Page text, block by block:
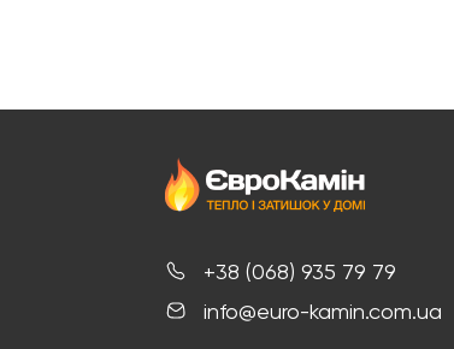
+38 (068) 935 79 79
info@euro-kamin.com.ua